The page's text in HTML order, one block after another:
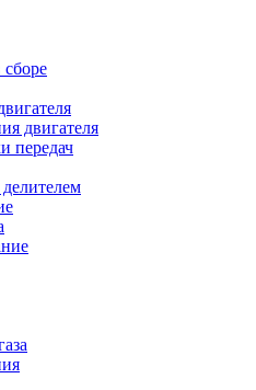
сборе
двигателя
передач